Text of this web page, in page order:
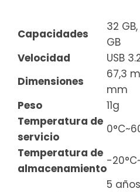
Capacidades
32
GB
Velocidad
USB
Dimensiones
67,3
mm
Peso
11g
Temperatura de
servicio
Temperatura de
almacenamiento
-
5